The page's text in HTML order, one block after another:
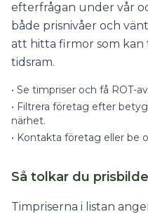
efterfrågan under vår
både prisnivåer och
att hitta firmor som
tidsram.
• Se timpriser och få ROT-
• Filtrera företag efter
närhet.
• Kontakta företag eller be
Så tolkar du
Timpriserna i listan